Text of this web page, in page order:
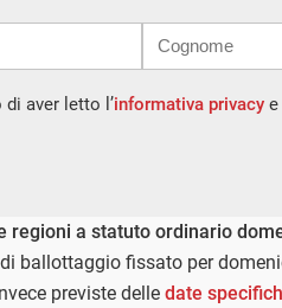
di aver letto l’informativa privacye
regioni a statuto ordinario
ballottaggio fissato per
previste delle date